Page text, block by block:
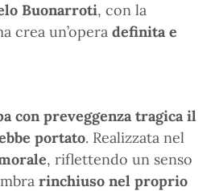
Buonarroti, con la
crea un’opera definita e
con preveggenza tragica il
portato. Realizzata nel
, riflettendo un senso
rinchiuso nel proprio